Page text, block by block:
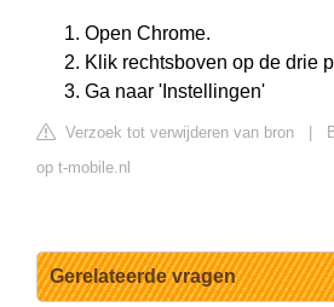
Open Chrome.
Klik rechtsboven op de drie
Ga naar 'Instellingen'
Verzoek tot verwijderen van bron
op t-mobile.nl
Gerelateerde vragen